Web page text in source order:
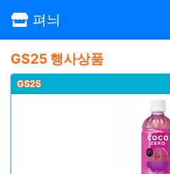
펴늬
GS25 행사상품
GS25